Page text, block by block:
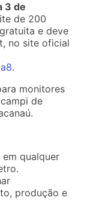
3 de
de 200
e deve
no site oficial
.
monitores
de
qualquer
produção e